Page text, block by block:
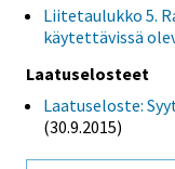
Liitetaulukko 5.
käytettävissä
Laatuselosteet
Laatuseloste:
(30.9.2015)